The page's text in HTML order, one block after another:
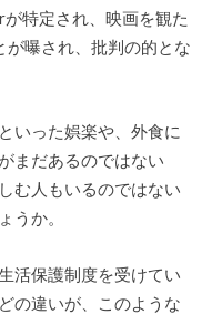
特定され、映画を観た
が曝され、批判の的とな
いった娯楽や、外食に
まだあるのではない
む人もいるのではない
うか。
活保護制度を受けてい
の違いが、このような